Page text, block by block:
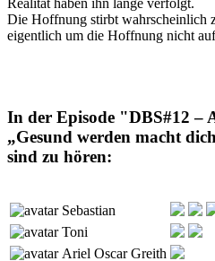
Realität haben ihn lange verfolgt.
Die Hoffnung stirbt wahrscheinlich
eigentlich um die Hoffnung nicht
In der Episode "DBS#12 –
„Gesund werden macht
sind zu hören:
Sebastian
Toni
Ariel Oscar Greith